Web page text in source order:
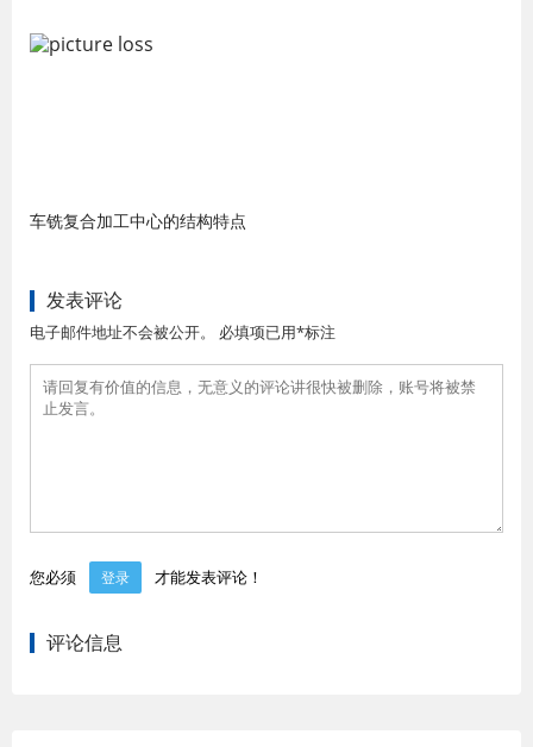
车铣复合加工中心的结构特点
发表评论
电子邮件地址不会被公开。 必填项已用*标注
您必须 登录 才能发表评论！
评论信息